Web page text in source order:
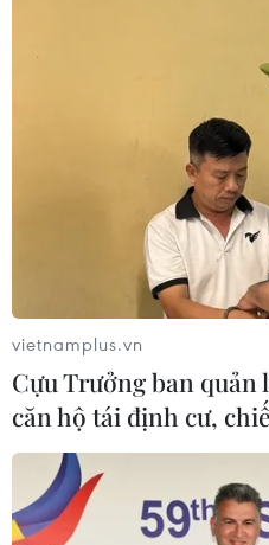
vietnamplus.vn
Cựu Trưởng ban quản
căn hộ tái định cư,